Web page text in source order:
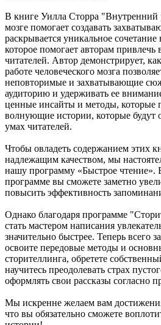
В книге Уилла Сторра "Внутренний
мозге помогает создавать
раскрывается уникальное сочетание
которое помогает авторам
читателей. Автор демонстрирует,
работе человеческого мозга
неповторимые и захватывающие
аудиторию и удерживать ее
ценные инсайты и методы, которые
волнующие истории, которые будут
умах читателей.
Чтобы овладеть содержанием этих
надлежащим качеством, мы
нашу программу «Быстрое чтение».
программе вы сможете заметно
повысить эффективность
Однако благодаря программе
стать мастером написания
значительно быстрее. Теперь всего
освоите передовые методы и
сторителлинга, обретете
научитесь преодолевать страх
оформлять свои рассказы согласно
Мы искренне желаем вам
что вы обязательно сможете